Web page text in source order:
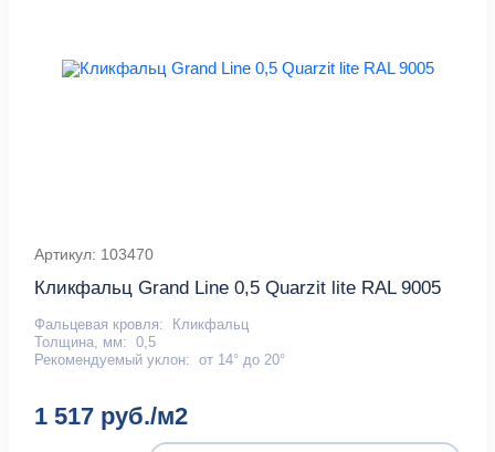
Артикул: 103470
Кликфальц Grand Line 0,5 Quarzit lite RAL 9005
Фальцевая кровля:
Кликфальц
Толщина, мм: 0,5
Рекомендуемый уклон: от 14° до 20°
1 517 руб./м2